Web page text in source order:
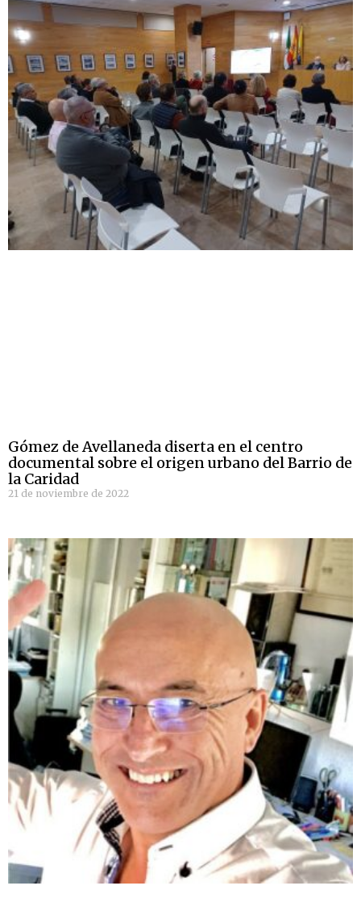
Gómez de Avellaneda diserta en el centro
documental sobre el origen urbano del Barrio de
la Caridad
21 de noviembre de 2022